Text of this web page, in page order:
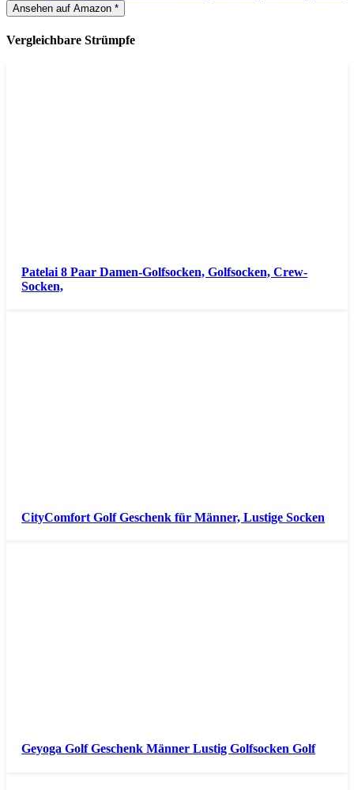
Ansehen auf Amazon *
Vergleichbare Strümpfe
Patelai 8 Paar Damen-Golfsocken, Golfsocken, Crew-
Socken,
CityComfort Golf Geschenk für Männer, Lustige Socken
Geyoga Golf Geschenk Männer Lustig Golfsocken Golf